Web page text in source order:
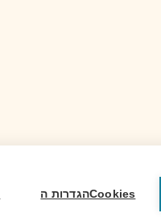
הגדרות הCookies